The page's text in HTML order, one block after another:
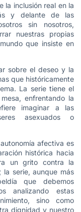
la inclusión real en la
y delante de las
sin nosotros,
nuestras propias
que insiste en
sobre el deseo y la
que históricamente
La serie tiene el
enfrentando la
imaginar a las
asexuados o
afectiva es
histórica hacia
un grito contra la
serie, aunque más
que debemos
analizando estas
sino como
dignidad y nuestro